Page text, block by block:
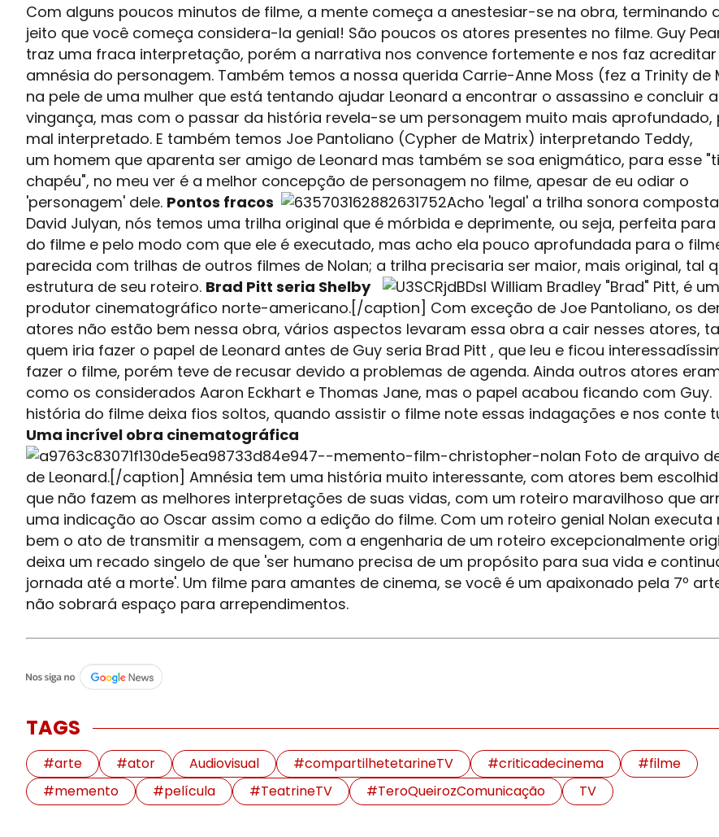
Com alguns poucos minutos de filme, a mente começa a anestesiar-se na obra, terminando
jeito que você começa considera-la genial! São poucos os atores presentes no filme. Guy
traz uma fraca interpretação, porém a narrativa nos convence fortemente e nos faz acreditar
amnésia do personagem. Também temos a nossa querida Carrie-Anne Moss (fez a Trinity de
na pele de uma mulher que está tentando ajudar Leonard a encontrar o assassino e concluir
vingança, mas com o passar da história revela-se um personagem muito mais aprofundado,
mal interpretado. E também temos Joe Pantoliano (Cypher de Matrix) interpretando Teddy,
um homem que aparenta ser amigo de Leonard mas também se soa enigmático, para esse
chapéu", no meu ver é a melhor concepção de personagem no filme, apesar de eu odiar o
'personagem' dele. Pontos fracos
Acho 'legal' a trilha sonora
David Julyan, nós temos uma trilha original que é mórbida e deprimente, ou seja, perfeita
do filme e pelo modo com que ele é executado, mas acho ela pouco aprofundada para o
parecida com trilhas de outros filmes de Nolan; a trilha precisaria ser maior, mais original, tal
estrutura de seu roteiro. Brad Pitt seria Shelby
William Bradley "Brad" Pitt, é
produtor cinematográfico norte-americano.[/caption] Com exceção de Joe Pantoliano, os
atores não estão bem nessa obra, vários aspectos levaram essa obra a cair nesses atores,
quem iria fazer o papel de Leonard antes de Guy seria Brad Pitt , que leu e ficou
fazer o filme, porém teve de recusar devido a problemas de agenda. Ainda outros atores
como os considerados Aaron Eckhart e Thomas Jane, mas o papel acabou ficando com
história do filme deixa fios soltos, quando assistir o filme note essas indagações e nos conte
Uma incrível obra cinematográfica
Foto de arquivo
de Leonard.[/caption] Amnésia tem uma história muito interessante, com atores bem
que não fazem as melhores interpretações de suas vidas, com um roteiro maravilhoso que
uma indicação ao Oscar assim como a edição do filme. Com um roteiro genial Nolan executa
bem o ato de transmitir a mensagem, com a engenharia de um roteiro excepcionalmente
deixa um recado singelo de que 'ser humano precisa de um propósito para sua vida e
jornada até a morte'. Um filme para amantes de cinema, se você é um apaixonado pela 7º
não sobrará espaço para arrependimentos.
TAGS
#arte #ator Audiovisual #compartilhetetarineTV #criticadecinema
#filme
#memento
#película #TeatrineTV #TeroQueirozComunicação TV